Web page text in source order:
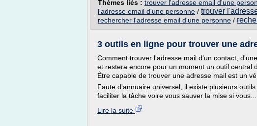
Thèmes liés : trouver l'adresse email d'une
l'adresse email d'une personne / trouver
rechercher l'adresse email d'une personne /
3 outils en ligne pour trouver une
Comment trouver l'adresse mail d'un contact,
et restera encore pour un moment un outil central
Être capable de trouver une adresse mail est un
Faute d'annuaire universel, il existe plusieurs
faciliter la tâche voire vous sauver la mise si vous...
Lire la suite